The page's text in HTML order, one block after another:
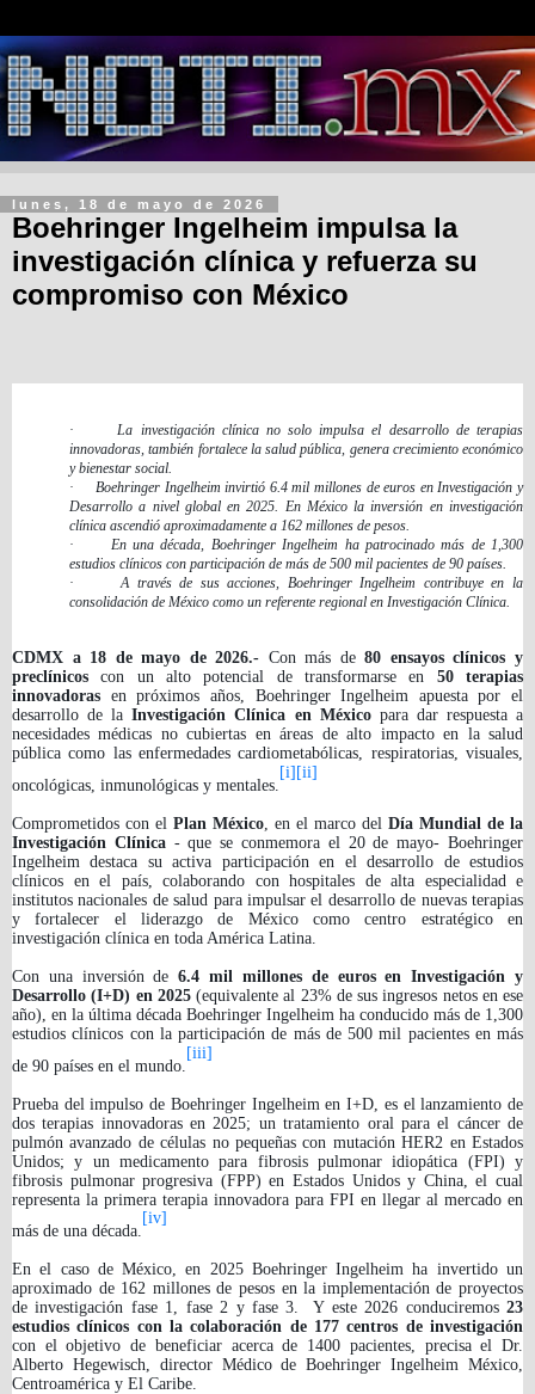
lunes, 18 de mayo de 2026
Boehringer Ingelheim impulsa la
investigación clínica y refuerza su
compromiso con México
·
La investigación clínica no solo impulsa el desarrollo de terapias
innovadoras, también fortalece la salud pública, genera crecimiento económico
y bienestar social.
·
Boehringer Ingelheim invirtió 6.4 mil millones de euros en Investigación y
Desarrollo a nivel global en 2025. En México la inversión en investigación
clínica ascendió aproximadamente a 162 millones de pesos.
·
En una década, Boehringer Ingelheim ha patrocinado más de 1,300
estudios clínicos con participación de más de 500 mil pacientes de 90 países.
·
A través de sus acciones, Boehringer Ingelheim contribuye en la
consolidación de México como un referente regional en Investigación Clínica.
CDMX a 18 de mayo de 2026.- Con más de80 ensayos clínicos y
preclínicos con un alto potencial de transformarse en 50 terapias
innovadoras en próximos años, Boehringer Ingelheim apuesta por el
desarrollo de laInvestigación Clínica en Méxicopara dar respuesta a
necesidades médicas no cubiertas en áreas de alto impacto en la salud
pública como las enfermedades cardiometabólicas, respiratorias, visuales,
oncológicas, inmunológicas y mentales.
[i] [ii]
Comprometidos con el Plan México, en el marco del Día Mundial de la
Investigación Clínica- que se conmemora el 20 de mayo- Boehringer
Ingelheim destaca su activa participación en el desarrollo de estudios
clínicos en el país, colaborando con hospitales de alta especialidad e
institutos nacionales de salud para impulsar el desarrollo de nuevas terapias
y fortalecer el liderazgo de México como centro estratégico en
investigación clínica en toda América Latina.
Con una inversión de6.4 mil millones de euros en Investigación y
Desarrollo (I+D) en 2025(equivalente al 23% de sus ingresos netos en ese
año), en la última década Boehringer Ingelheim ha conducido más de 1,300
estudios clínicos con la participación de más de 500 mil pacientes en más
de 90 países en el mundo.
[iii]
Prueba del impulso de Boehringer Ingelheim en I+D, es el lanzamiento de
dos terapias innovadoras en 2025; un tratamiento oral para el cáncer de
pulmón avanzado de células no pequeñas con mutación HER2 en Estados
Unidos; y un medicamento para fibrosis pulmonar idiopática (FPI) y
fibrosis pulmonar progresiva (FPP) en Estados Unidos y China, el cual
representa la primera terapia innovadora para FPI en llegar al mercado en
más de una década.
[iv]
En el caso de México, en 2025 Boehringer Ingelheim ha invertido un
aproximado de 162 millones de pesos en la implementación de proyectos
de investigación fase 1, fase 2 y fase 3. Y este 2026 conduciremos 23
estudios clínicos con la colaboración de 177 centros de investigación
con el objetivo de beneficiar acerca de 1400 pacientes, precisa el Dr.
Alberto Hegewisch, director Médico de Boehringer Ingelheim México,
Centroamérica y El Caribe.